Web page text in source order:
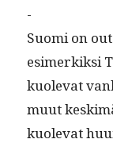
-
Suo­mi on
esimerkik­si
kuol­e­vat
muut
kuol­e­vat